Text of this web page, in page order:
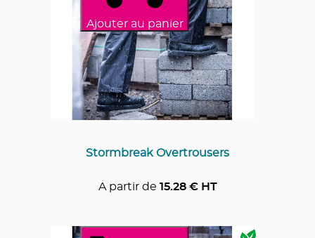
Ajouter au panier
Stormbreak Overtrousers
A partir de 15.28€ HT